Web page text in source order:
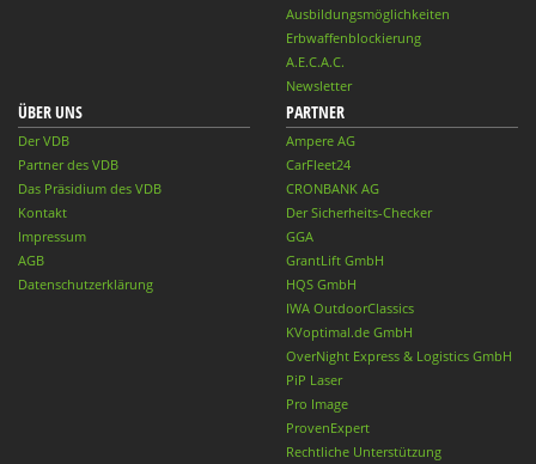
Ausbildungsmöglichkeiten
Erbwaffenblockierung
A.E.C.A.C.
Newsletter
ÜBER UNS
Der VDB
Partner des VDB
Das Präsidium des VDB
Kontakt
Impressum
AGB
Datenschutzerklärung
PARTNER
Ampere AG
CarFleet24
CRONBANK AG
Der Sicherheits-Checker
GGA
GrantLift GmbH
HQS GmbH
IWA OutdoorClassics
KVoptimal.de GmbH
OverNight Express & Logistics GmbH
PiP Laser
Pro Image
ProvenExpert
Rechtliche Unterstützung